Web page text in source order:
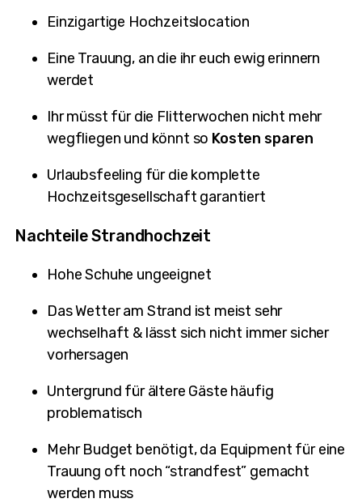
Einzigartige Hochzeitslocation
Eine Trauung, an die ihr euch ewig erinnern
werdet
Ihr müsst für die Flitterwochen nicht mehr
wegfliegen und könnt so Kosten sparen
Urlaubsfeeling für die komplette
Hochzeitsgesellschaft garantiert
Nachteile Strandhochzeit
Hohe Schuhe ungeeignet
Das Wetter am Strand ist meist sehr
wechselhaft & lässt sich nicht immer sicher
vorhersagen
Untergrund für ältere Gäste häufig
problematisch
Mehr Budget benötigt, da Equipment für eine
Trauung oft noch “strandfest” gemacht
werden muss